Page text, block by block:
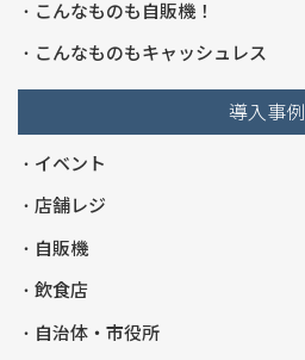
こんなものも自販機！
こんなものもキャッシュレス
導入事例
イベント
店舗レジ
自販機
飲食店
自治体・市役所